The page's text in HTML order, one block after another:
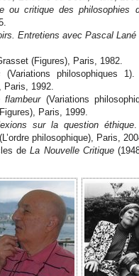
ou critique des philosophies
Entretiens avec Pascal
(Figures), Paris, 1982.
(Variations philosophiques
Paris, 1992.
(Variations
Paris, 1999.
sur la question éthique.
philosophique), Paris,
deLa Nouvelle Critique